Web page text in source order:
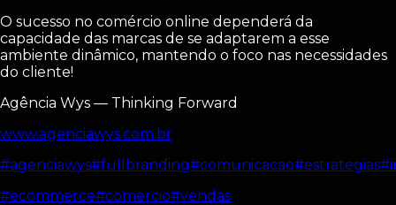
O sucesso no comércio online dependerá da
capacidade das marcas de se adaptarem a esse
ambiente dinâmico, mantendo o foco nas necessidades
do cliente!
Agência Wys — Thinking Forward
www.agenciawys.com.br
#agenciawys#fullbranding#comunicacao#estrategias
#ecommerce#comercio#vendas